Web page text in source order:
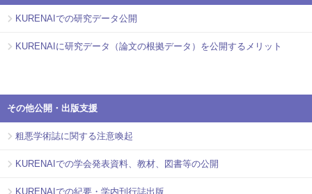
KURENAIでの研究データ公開
KURENAIに研究データ（論文の根拠データ）を公開するメリット
その他公開・出版支援
粗悪学術誌に関する注意喚起
KURENAIでの学会発表資料、教材、図書等の公開
KURENAIでの紀要・学内刊行誌出版